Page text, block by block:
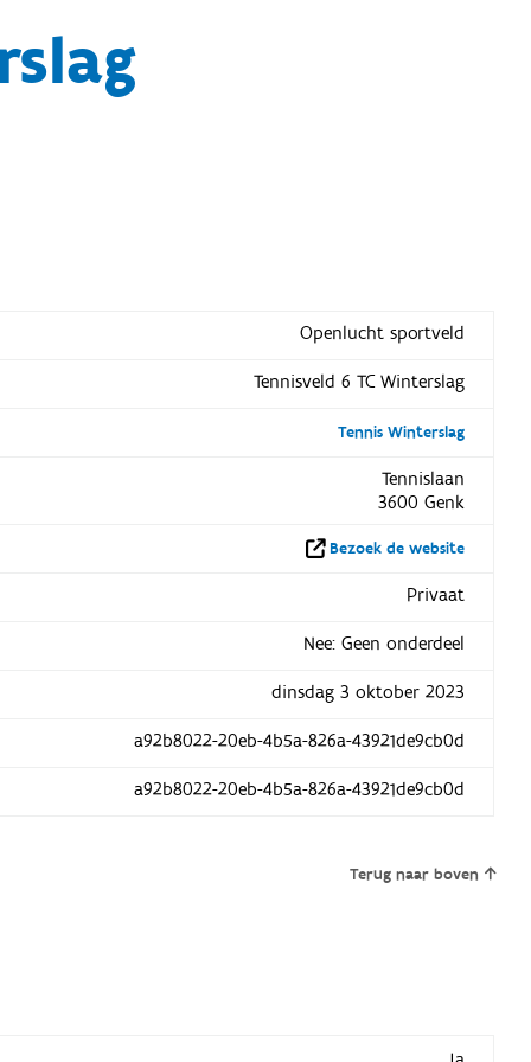
Openlucht sportveld
Tennisveld 6 TC Winterslag
Tennis Winterslag
Tennislaan
3600 Genk
Bezoek de website
Privaat
Nee: Geen onderdeel
dinsdag 3 oktober 2023
a92b8022-20eb-4b5a-826a-43921de9cb0d
a92b8022-20eb-4b5a-826a-43921de9cb0d
Terug naar boven